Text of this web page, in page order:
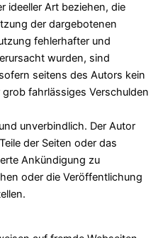
ideeller Art beziehen, die
der dargebotenen
fehlerhafter und
wurden, sind
seitens des Autors kein
fahrlässiges Verschulden
unverbindlich. Der Autor
der Seiten oder das
Ankündigung zu
oder die Veröffentlichung